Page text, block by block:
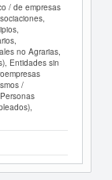
/ de empresas
no Agrarias,
Entidades sin
/